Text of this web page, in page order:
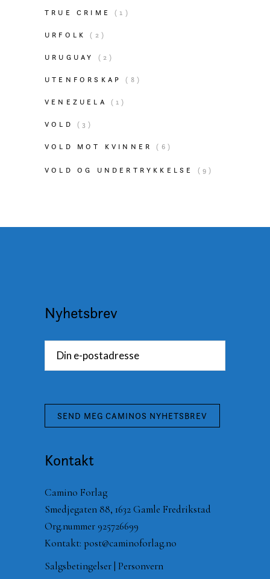
TRUE CRIME (1)
URFOLK (2)
URUGUAY (2)
UTENFORSKAP (8)
VENEZUELA (1)
VOLD (3)
VOLD MOT KVINNER (6)
VOLD OG UNDERTRYKKELSE (9)
Nyhetsbrev
Kontakt
Camino Forlag
Smedjegaten 88, 1632 Gamle Fredrikstad
Org.nummer 925726699
Kontakt: post@caminoforlag.no
Salgsbetingelser Personvern